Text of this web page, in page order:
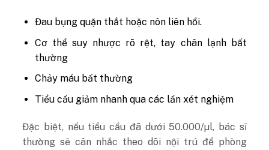
Đau bụng quặn thắt hoặc nôn liên hồi.
Cơ thể suy nhược rõ rệt, tay chân lạnh bất
thường
Chảy máu bất thường
Tiểu cầu giảm nhanh qua các lần xét nghiệm
Đặc biệt, nếu tiểu cầu đã dưới 50.000/µl, bác sĩ
thường sẽ cân nhắc theo dõi nội trú để phòng